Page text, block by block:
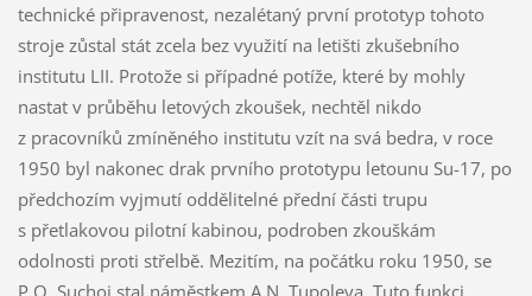
technické připravenost, nezalétaný první prototyp tohoto
stroje zůstal stát zcela bez využití na letišti zkušebního
institutu LII. Protože si případné potíže, které by mohly
nastat v průběhu letových zkoušek, nechtěl nikdo
z pracovníků zmíněného institutu vzít na svá bedra, v roce
1950 byl nakonec drak prvního prototypu letounu Su-17, po
předchozím vyjmutí oddělitelné přední části trupu
s přetlakovou pilotní kabinou, podroben zkouškám
odolnosti proti střelbě. Mezitím, na počátku roku 1950, se
P.O. Suchoj stal náměstkem A.N. Tupoleva. Tuto funkci